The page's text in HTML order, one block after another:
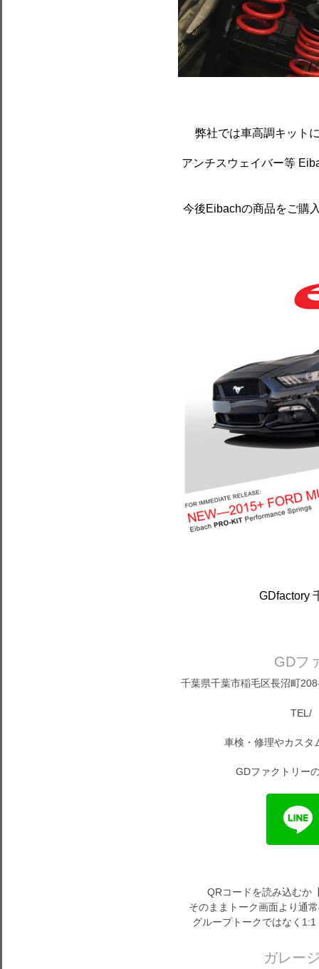
弊社では車高調キット
アンチスウェイバー等
今後Eibachの商品をご購
GDfactory
GDフ
千葉県千葉市稲毛区長沼町
TEL/
車検・修理やカスタ
GDファクトリー
QRコードを読み込むか
そのままトーク画面より通
グループトークではなく
ガレー